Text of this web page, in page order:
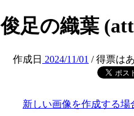
俊足の織葉
作成日 2024/11/01 / 得票は
新しい画像を作成する場